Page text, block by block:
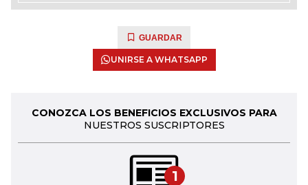
GUARDAR
UNIRSE A WHATSAPP
CONOZCA LOS BENEFICIOS EXCLUSIVOS PARA
NUESTROS SUSCRIPTORES
1